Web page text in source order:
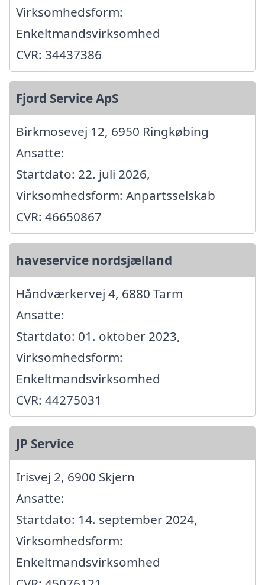
Virksomhedsform:
Enkeltmandsvirksomhed
CVR: 34437386
Fjord Service ApS
Birkmosevej 12, 6950 Ringkøbing
Ansatte:
Startdato: 22. juli 2026,
Virksomhedsform: Anpartsselskab
CVR: 46650867
haveservice nordsjælland
Håndværkervej 4, 6880 Tarm
Ansatte:
Startdato: 01. oktober 2023,
Virksomhedsform:
Enkeltmandsvirksomhed
CVR: 44275031
JP Service
Irisvej 2, 6900 Skjern
Ansatte:
Startdato: 14. september 2024,
Virksomhedsform:
Enkeltmandsvirksomhed